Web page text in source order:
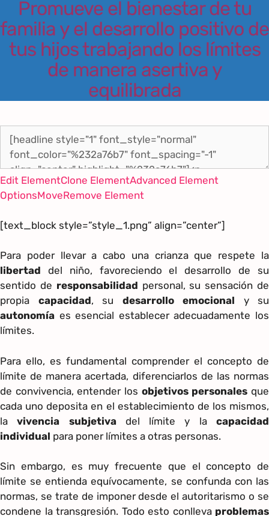
Promueve el bienestar de tu
familia y el desarrollo positivo de
tus hijos trabajando los límites
de manera asertiva y
equilibrada
Edit ElementClone ElementAdvanced Element
OptionsMoveRemove Element
[text_block style=”style_1.png” align=”center”]
Para poder llevar a cabo una crianza que respete la
libertad del niño, favoreciendo el desarrollo de su
sentido de responsabilidad personal, su sensación de
propia capacidad, su desarrollo emocional y su
autonomía es esencial establecer adecuadamente los
límites.
Para ello, es fundamental comprender el concepto de
límite de manera acertada, diferenciarlos de las normas
de convivencia, entender los objetivos personales que
cada uno deposita en el establecimiento de los mismos,
lavivencia subjetivadel límite y lacapacidad
individual para poner límites a otras personas.
Sin embargo, es muy frecuente que el concepto de
límite se entienda equívocamente, se confunda con las
normas, se trate de imponer desde el autoritarismo o se
condene la transgresión. Todo esto conlleva problemas